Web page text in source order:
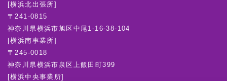
[横浜北出張所]
〒241-0815
神奈川県横浜市旭区中尾1-16-38-104
[横浜南事業所]
〒245-0018
神奈川県横浜市泉区上飯田町399
[横浜中央事業所]